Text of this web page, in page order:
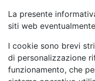
La presente
siti web
I cookie sono brevi
di personalizzazione
funzionamento, che